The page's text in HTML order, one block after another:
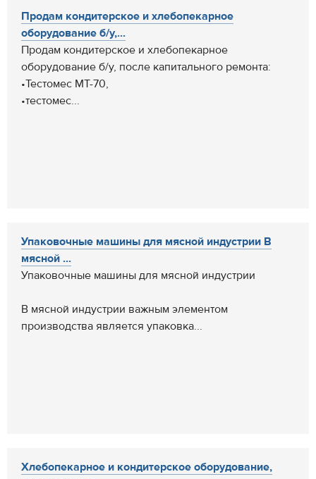
Продам кондитерское и хлебопекарное
оборудование б/у,...
Продам кондитерское и хлебопекарное
оборудование б/у, после капитального ремонта:
•Тестомес МТ-70,
•тестомес...
Упаковочные машины для мясной индустрии В
мясной ...
Упаковочные машины для мясной индустрии
В мясной индустрии важным элементом
производства является упаковка...
Хлебопекарное и кондитерское оборудование,